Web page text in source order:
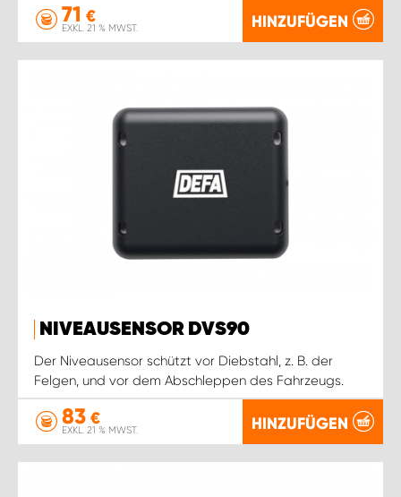
71 €
EXKL. 21 % MWST. HINZUFÜGEN
NIVEAUSENSOR DVS90
Der Niveausensor schützt vor Diebstahl, z. B. der
Felgen, und vor dem Abschleppen des Fahrzeugs.
83 €
EXKL. 21 % MWST. HINZUFÜGEN